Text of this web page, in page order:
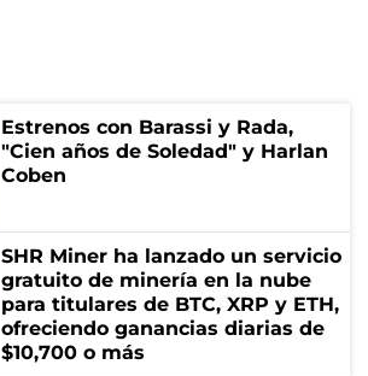
Estrenos con Barassi y Rada,
"Cien años de Soledad" y Harlan
Coben
SHR Miner ha lanzado un servicio
gratuito de minería en la nube
para titulares de BTC, XRP y ETH,
ofreciendo ganancias diarias de
$10,700 o más